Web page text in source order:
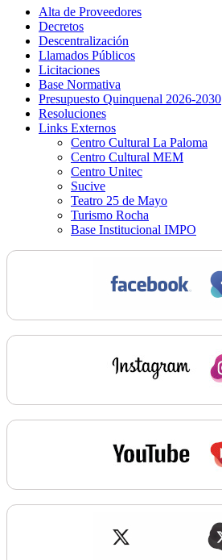
Alta de Proveedores
Decretos
Descentralización
Llamados Públicos
Licitaciones
Base Normativa
Presupuesto Quinquenal 2026-2030
Resoluciones
Links Externos
Centro Cultural La Paloma
Centro Cultural MEM
Centro Unitec
Sucive
Teatro 25 de Mayo
Turismo Rocha
Base Institucional IMPO